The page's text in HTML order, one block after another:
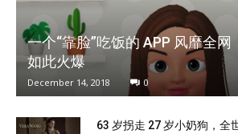
一个“靠脸”吃饭的 APP 风靡全
如此火爆
December 14, 2018 0
63 岁拐走 27 岁小奶狗，全